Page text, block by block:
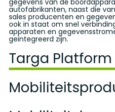
Targa Platform
gegevens van de
autofabrikanten, naast die
sales producenten en
ook in staat om snel
apparaten en
geïntegreerd zijn.
onderscheiden van
zich te hoeven aanpassen
modellen.
gemeenschappelijke
worden overwonnen. Door
microservices te configureren
de ontwikkeling van unieke
aanzienlijk worden versneld.
toegangslagen van het
kenmerken van deIoT-laag
prestaties, beveiliging en
gegevens van de
autofabrikanten, naast die
sales producenten en
ook in staat om snel
apparaten en
geïntegreerd zijn.